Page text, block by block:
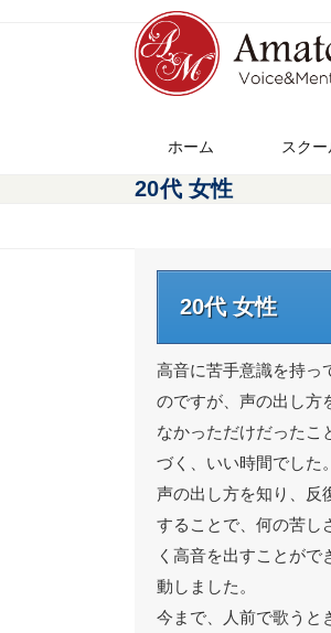
ホーム スク
20代 女性
20代 女性
高音に苦手意識を持っ
のですが、声の出し方
なかっただけだったこ
づく、いい時間でした。
声の出し方を知り、反
することで、何の苦し
く高音を出すことがで
動しました。
今まで、人前で歌うと